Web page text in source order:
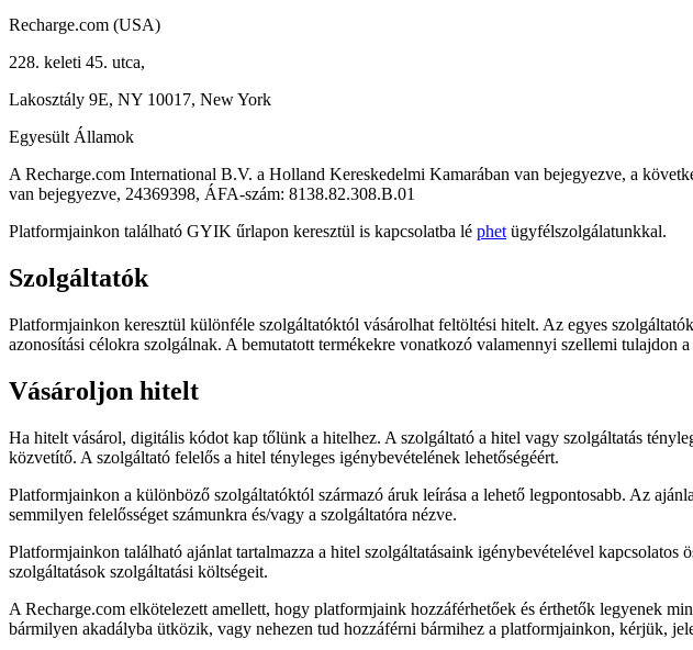
Recharge.com (USA)
228. keleti 45. utca,
Lakosztály 9E, NY 10017, New York
Egyesült Államok
A Recharge.com International B.V. a Holland Kereskedelmi Kamarában van bejegyezve, a
van bejegyezve, 24369398, ÁFA-szám: 8138.82.308.B.01
Platformjainkon található GYIK űrlapon keresztül is kapcsolatba lé phet ügyfélszolgálatunkkal.
Szolgáltatók
Platformjainkon keresztül különféle szolgáltatóktól vásárolhat feltöltési hitelt. Az egyes
azonosítási célokra szolgálnak. A bemutatott termékekre vonatkozó valamennyi szellemi tulajdon
Vásároljon hitelt
Ha hitelt vásárol, digitális kódot kap tőlünk a hitelhez. A szolgáltató a hitel vagy szolgáltatás
közvetítő. A szolgáltató felelős a hitel tényleges igénybevételének lehetőségéért.
Platformjainkon a különböző szolgáltatóktól származó áruk leírása a lehető legpontosabb. Az
semmilyen felelősséget számunkra és/vagy a szolgáltatóra nézve.
Platformjainkon található ajánlat tartalmazza a hitel szolgáltatásaink igénybevételével
szolgáltatások szolgáltatási költségeit.
A Recharge.com elkötelezett amellett, hogy platformjaink hozzáférhetőek és érthetők legyenek
bármilyen akadályba ütközik, vagy nehezen tud hozzáférni bármihez a platformjainkon, kérjük,